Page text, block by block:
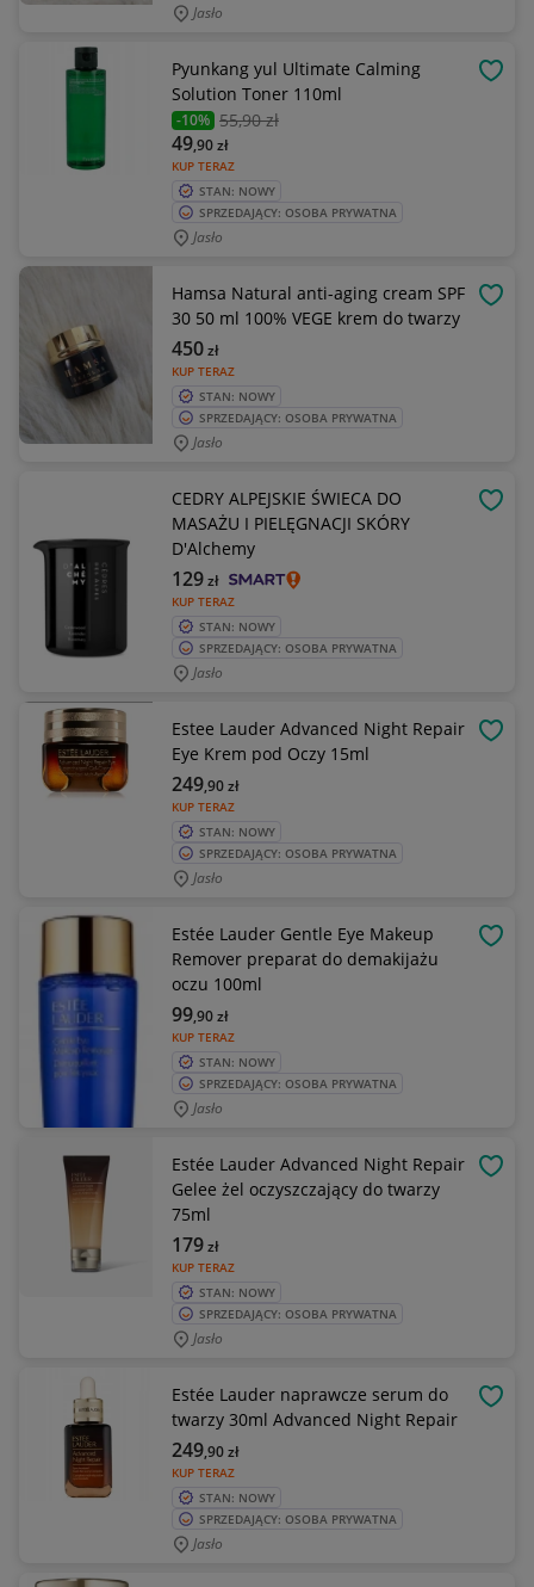
Jasło
Pyunkang yul Ultimate Calming
Solution Toner 110ml
-10% 55,90 zł
KUP TERAZ
49,90zł
STAN: NOWY
SPRZEDAJĄCY: OSOBA PRYWATNA
Jasło
Hamsa Natural anti-aging cream SPF
30 50 ml 100% VEGE krem do twarzy
KUP TERAZ
450zł
STAN: NOWY
SPRZEDAJĄCY: OSOBA PRYWATNA
Jasło
CEDRY ALPEJSKIE ŚWIECA DO
MASAŻU I PIELĘGNACJI SKÓRY
D'Alchemy
KUP TERAZ
129zł
STAN: NOWY
SPRZEDAJĄCY: OSOBA PRYWATNA
Jasło
Estee Lauder Advanced Night Repair
Eye Krem pod Oczy 15ml
KUP TERAZ
249,90zł
STAN: NOWY
SPRZEDAJĄCY: OSOBA PRYWATNA
Jasło
Estée Lauder Gentle Eye Makeup
Remover preparat do demakijażu
oczu 100ml
KUP TERAZ
99,90zł
STAN: NOWY
SPRZEDAJĄCY: OSOBA PRYWATNA
Jasło
Estée Lauder Advanced Night Repair
Gelee żel oczyszczający do twarzy
75ml
KUP TERAZ
179zł
STAN: NOWY
SPRZEDAJĄCY: OSOBA PRYWATNA
Jasło
Estée Lauder naprawcze serum do
twarzy 30ml Advanced Night Repair
KUP TERAZ
249,90zł
STAN: NOWY
SPRZEDAJĄCY: OSOBA PRYWATNA
Jasło